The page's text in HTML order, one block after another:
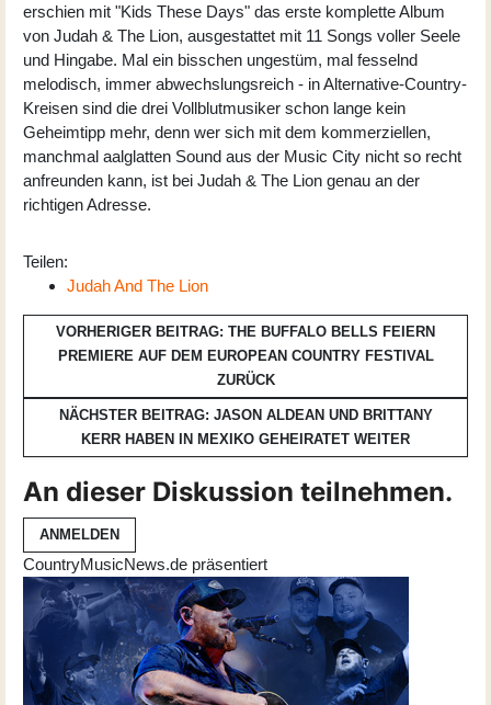
erschien mit "Kids These Days" das erste komplette Album
von Judah & The Lion, ausgestattet mit 11 Songs voller Seele
und Hingabe. Mal ein bisschen ungestüm, mal fesselnd
melodisch, immer abwechslungsreich - in Alternative-Country-
Kreisen sind die drei Vollblutmusiker schon lange kein
Geheimtipp mehr, denn wer sich mit dem kommerziellen,
manchmal aalglatten Sound aus der Music City nicht so recht
anfreunden kann, ist bei Judah & The Lion genau an der
richtigen Adresse.
Teilen:
Judah And The Lion
VORHERIGER BEITRAG: THE BUFFALO BELLS FEIERN
PREMIERE AUF DEM EUROPEAN COUNTRY FESTIVAL
ZURÜCK
NÄCHSTER BEITRAG: JASON ALDEAN UND BRITTANY
KERR HABEN IN MEXIKO GEHEIRATET WEITER
An dieser Diskussion teilnehmen.
ANMELDEN
CountryMusicNews.de präsentiert